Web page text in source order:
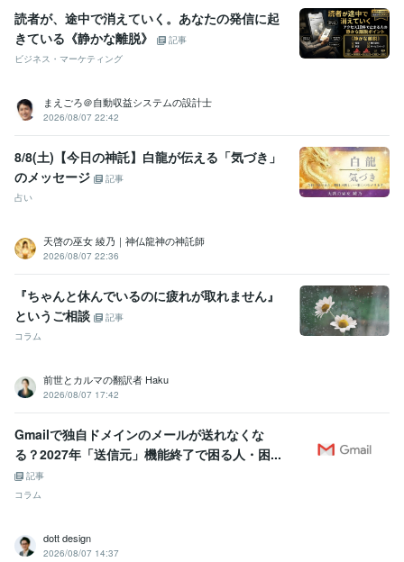
読者が、途中で消えていく。あなたの発信に起
きている《静かな離脱》
記事
ビジネス・マーケティング
まえごろ＠自動収益システムの設計士
2026/08/07 22:42
8/8(土)【今日の神託】白龍が伝える「気づき」
のメッセージ
記事
占い
天啓の巫女 綾乃｜神仏龍神の神託師
2026/08/07 22:36
『ちゃんと休んでいるのに疲れが取れません』
というご相談
記事
コラム
前世とカルマの翻訳者 Haku
2026/08/07 17:42
Gmailで独自ドメインのメールが送れなくな
る？2027年「送信元」機能終了で困る人・困...
記事
コラム
dott design
2026/08/07 14:37